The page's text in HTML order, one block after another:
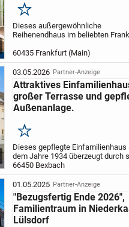
Merken
Dieses außergewöhnliche
Reihenendhaus im beliebten
einem offenen Wohnkonzept und
großzügigen Raumgefühl.
Lichtdurchflutete Räume,
60435 Frankfurt (Main)
03.05.2026 Partner-Anzeige
Attraktives
großer Terrasse und
Außenanlage.
Merken
Dieses gepflegte Einfamilienhaus
dem Jahre 1934 überzeugt durch
modernen, einladenden Charakter
eine durchdachte
sowohl Familien als auch
anspruchsvollen...
66450 Bexbach
01.05.2025 Partner-Anzeige
"Bezugsfertig Ende 2026",
Familientraum in
Lülsdorf